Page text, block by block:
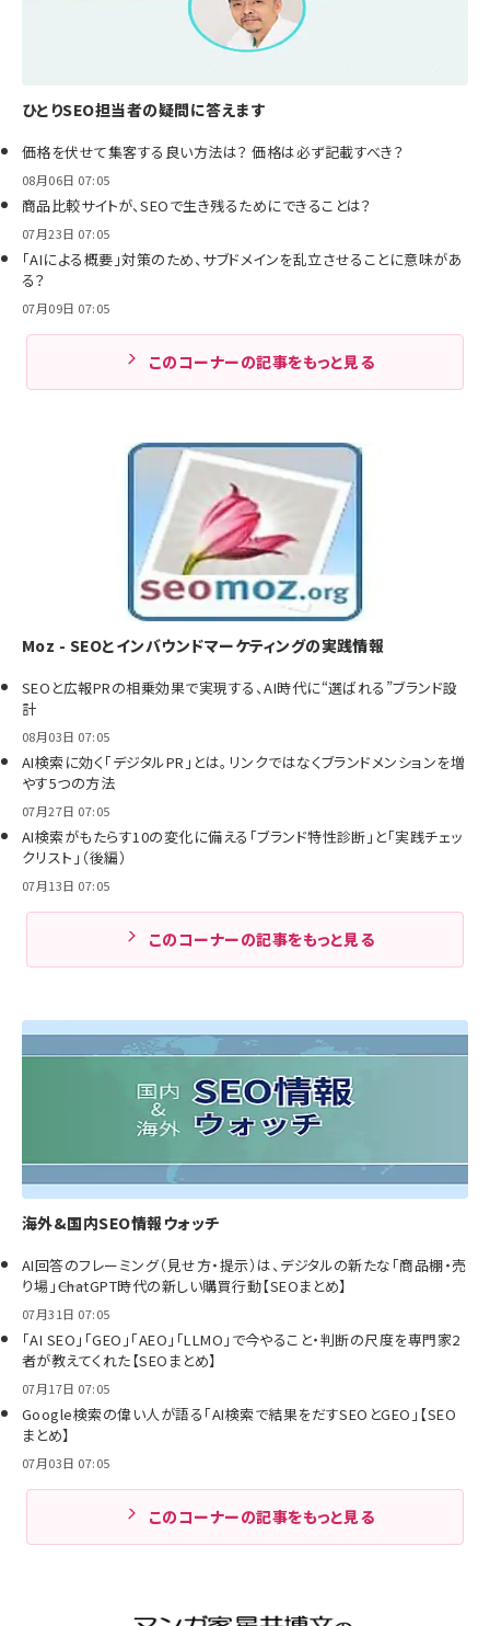
ひとりSEO担当者の疑問に答えます
価格を伏せて集客する良い方法は？ 価格は必ず記載すべき？
08月06日 07:05
商品比較サイトが、SEOで生き残るためにできることは？
07月23日 07:05
「AIによる概要」対策のため、サブドメインを乱立させることに意味があ
る？
07月09日 07:05
このコーナーの記事をもっと見る
Moz - SEOとインバウンドマーケティングの実践情報
SEOと広報PRの相乗効果で実現する、AI時代に“選ばれる”ブランド設
計
08月03日 07:05
AI検索に効く「デジタルPR」とは。リンクではなくブランドメンションを増
やす5つの方法
07月27日 07:05
AI検索がもたらす10の変化に備える「ブランド特性診断」と「実践チェッ
クリスト」（後編）
07月13日 07:05
このコーナーの記事をもっと見る
海外&国内SEO情報ウォッチ
AI回答のフレーミング（見せ方・提示）は、デジタルの新たな「商品棚・売
り場」――ChatGPT時代の新しい購買行動【SEOまとめ】
07月31日 07:05
「AI SEO」「GEO」「AEO」「LLMO」で今やること・判断の尺度を専門家2
者が教えてくれた【SEOまとめ】
07月17日 07:05
Google検索の偉い人が語る「AI検索で結果をだすSEOとGEO」【SEO
まとめ】
07月03日 07:05
このコーナーの記事をもっと見る